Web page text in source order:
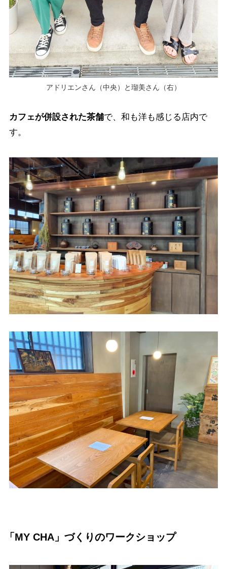
アドリエンさん（中央）と瑠美さん（右）
カフェが併設された茶舗で、和も洋も感じる店内で
す。
「MY CHA」づくりのワークショップ